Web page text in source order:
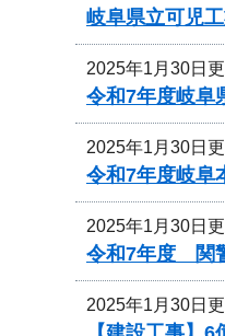
岐阜県立可児
2025年1月30日
令和7年度岐阜
2025年1月30日
令和7年度岐阜
2025年1月30日
令和7年度 関
2025年1月30日